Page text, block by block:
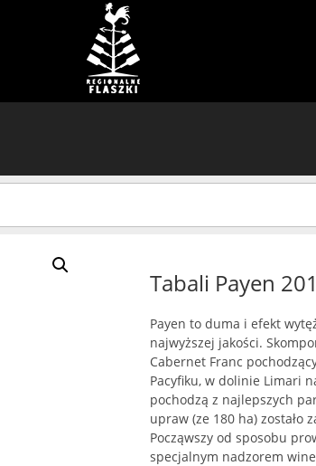
Tabali Payen
Payen to duma i efekt
najwyższej jakości.
Cabernet Franc
Pacyfiku, w dolinie Limari
pochodzą z najlepszych
upraw (ze 180 ha) zostało
Począwszy od sposobu
specjalnym nadzorem